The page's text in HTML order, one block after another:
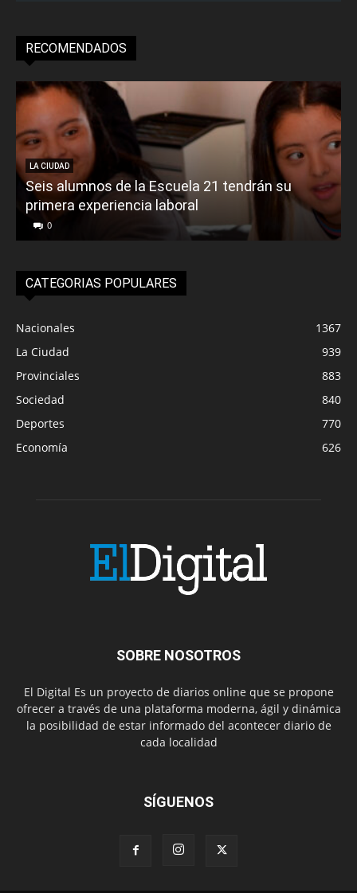
RECOMENDADOS
LA CIUDAD
Seis alumnos de la Escuela 21 tendrán su
primera experiencia laboral
0
CATEGORIAS POPULARES
Nacionales
1367
La Ciudad
939
Provinciales
883
Sociedad
840
Deportes
770
Economía
626
SOBRE NOSOTROS
El Digital Es un proyecto de diarios online que se propone
ofrecer a través de una plataforma moderna, ágil y dinámica
la posibilidad de estar informado del acontecer diario de
cada localidad
SÍGUENOS